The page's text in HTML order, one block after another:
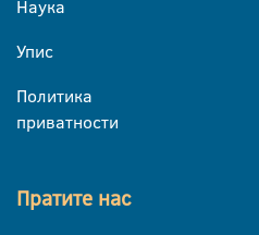
Наука
Упис
Политика
приватности
Пратите нас